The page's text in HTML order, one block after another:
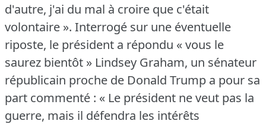
d'autre, j'ai du mal à croire que c'était
volontaire ». Interrogé sur une éventuelle
riposte, le président a répondu « vous le
saurez bientôt » Lindsey Graham, un sénateur
républicain proche de Donald Trump a pour sa
part commenté : « Le président ne veut pas la
guerre, mais il défendra les intérêts